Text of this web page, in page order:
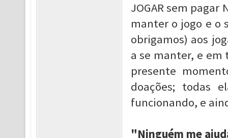
JOGAR sem pagar
manter o jogo e o
obrigamos) aos
a se manter, e em
presente
doações; todas
funcionando, e
"Ninguém me